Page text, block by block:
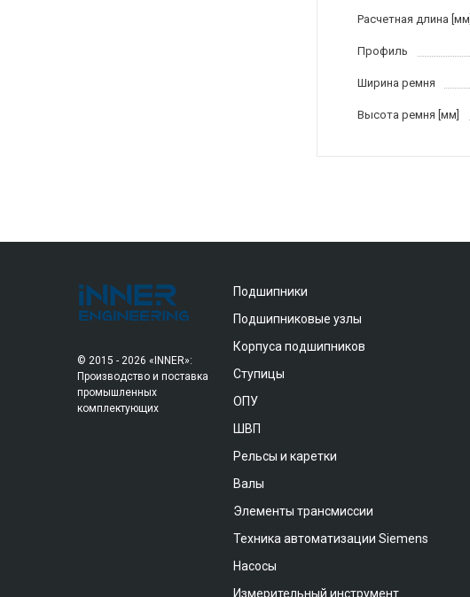
Расчетная длина [мм]
Профиль
Ширина ремня
Высота ремня [мм]
© 2015 - 2026 «INNER»:
Производство и поставка
промышленных
комплектующих
Подшипники
Подшипниковые узлы
Корпуса подшипников
Ступицы
ОПУ
ШВП
Рельсы и каретки
Валы
Элементы трансмиссии
Техника автоматизации Siemens
Насосы
Измерительный инструмент